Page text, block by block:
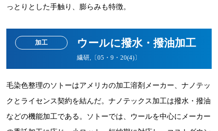
っとりとした手触り、膨らみも特徴。
加工 ウールに撥水・撥油加工
繊研,〔05・9・20(4)〕
毛染色整理のソトーはアメリカの加工溶剤メーカー、ナノテッ
クとライセンス契約を結んだ。ナノテックス加工は撥水・撥油
などの機能加工である。ソトーでは、ウールを中心にメーカー